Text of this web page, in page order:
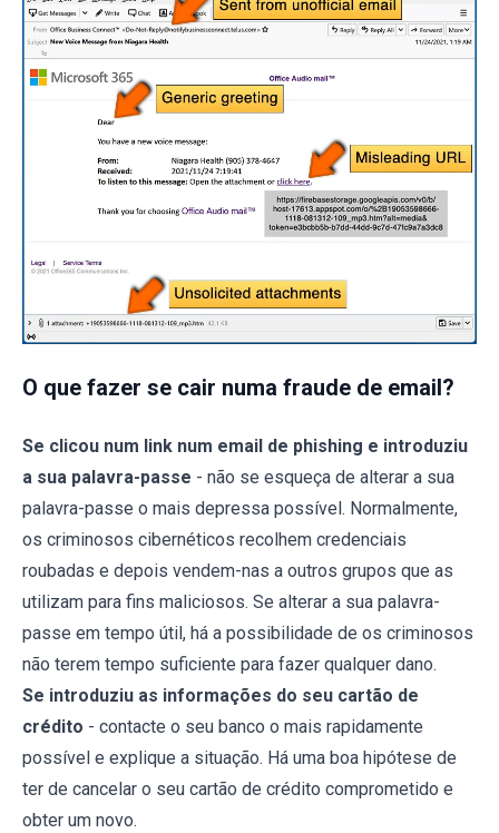
O que fazer se cair numa fraude de email?
Se clicou num link num email de phishing e introduziu
a sua palavra-passe - não se esqueça de alterar a sua
palavra-passe o mais depressa possível. Normalmente,
os criminosos cibernéticos recolhem credenciais
roubadas e depois vendem-nas a outros grupos que as
utilizam para fins maliciosos. Se alterar a sua palavra-
passe em tempo útil, há a possibilidade de os criminosos
não terem tempo suficiente para fazer qualquer dano.
Se introduziu as informações do seu cartão de
crédito - contacte o seu banco o mais rapidamente
possível e explique a situação. Há uma boa hipótese de
ter de cancelar o seu cartão de crédito comprometido e
obter um novo.